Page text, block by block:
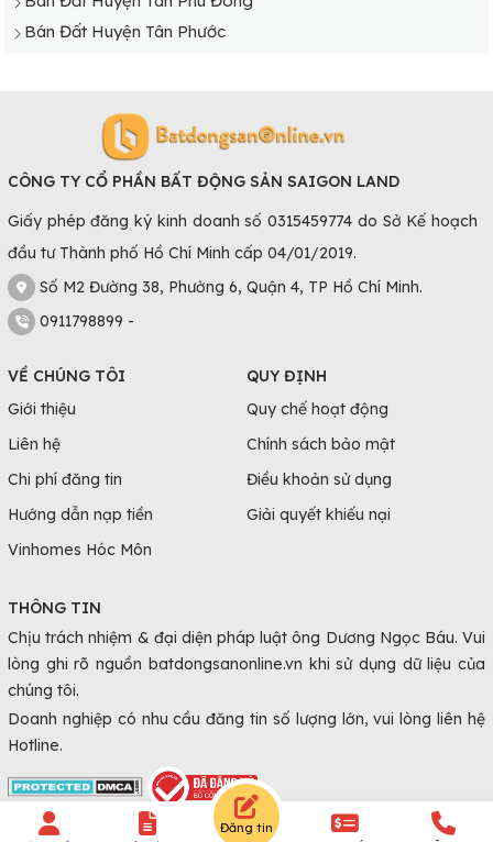
Bán Đất Huyện Tân Phước
CÔNG TY CỔ PHẦN BẤT ĐỘNG SẢN SAIGON LAND
Giấy phép đăng ký kinh doanh số 0315459774 do Sở Kế hoạch
đầu tư Thành phố Hồ Chí Minh cấp 04/01/2019.
Số M2 Đường 38, Phường 6, Quận 4, TP Hồ Chí Minh.
0911798899 -
VỀ CHÚNG TÔI
Giới thiệu
Liên hệ
Chi phí đăng tin
Hướng dẫn nạp tiền
Vinhomes Hóc Môn
QUY ĐỊNH
Quy chế hoạt động
Chính sách bảo mật
Điều khoản sử dụng
Giải quyết khiếu nại
THÔNG TIN
Chịu trách nhiệm & đại diện pháp luật ông Dương Ngọc Báu. Vui
lòng ghi rõ nguồn batdongsanonline.vn khi sử dụng dữ liệu của
chúng tôi.
Doanh nghiệp có nhu cầu đăng tin số lượng lớn, vui lòng liên hệ
Hotline.
Đăng tin